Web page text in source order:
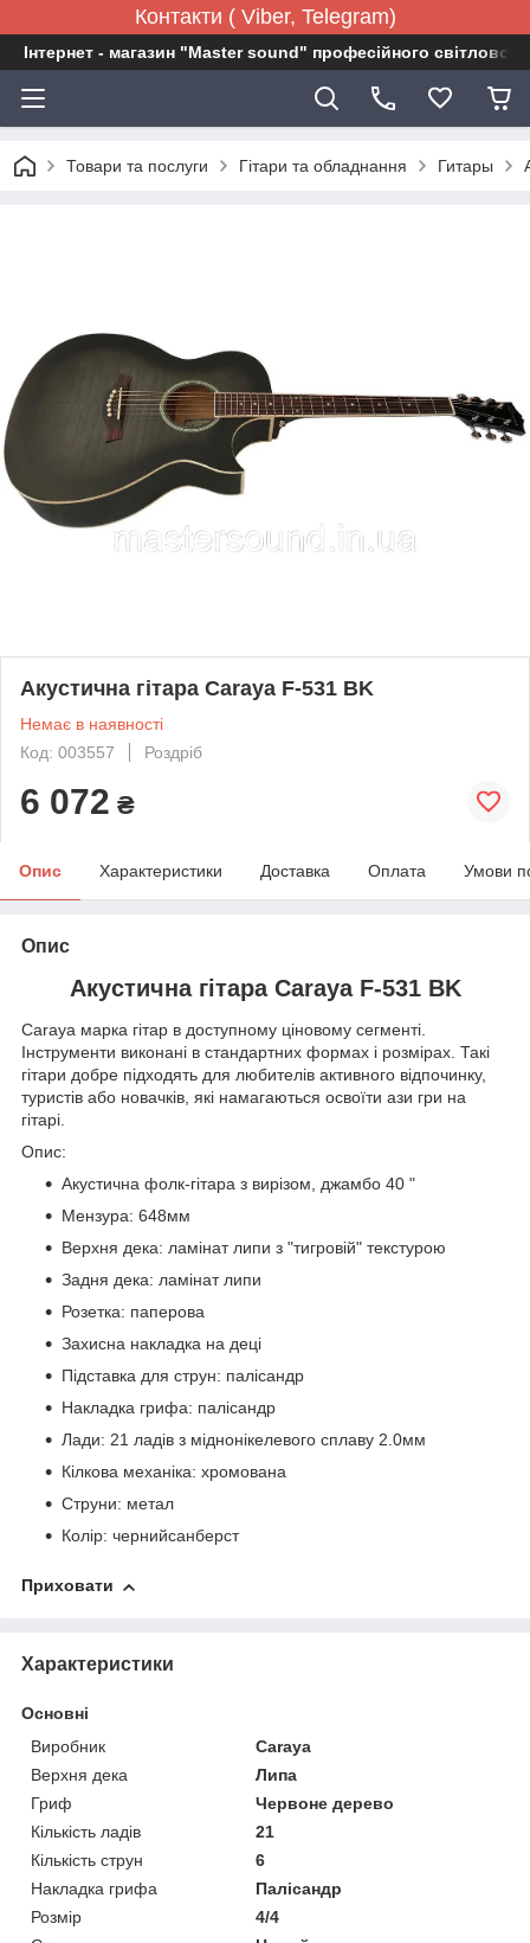
Контакти ( Viber, Telegram)
Інтернет - магазин "Master sound" професійного
Товари та послуги Гітари та обладнання Гитары
Акустична гітара Caraya F-531 BK
Немає в наявності
Код: 003557
Роздріб
6 072 ₴
Опис Характеристики Доставка Оплата Умови
Опис
Акустична гітара Caraya F-531 BK
Caraya марка гітар в доступному ціновому сегменті.
Інструменти виконані в стандартних формах і розмірах. Такі
гітари добре підходять для любителів активного відпочинку,
туристів або новачків, які намагаються освоїти ази гри на
гітарі.
Опис:
Акустична фолк-гітара з вирізом, джамбо 40 "
Мензура: 648мм
Верхня дека: ламінат липи з "тигровій" текстурою
Задня дека: ламінат липи
Розетка: паперова
Захисна накладка на деці
Підставка для струн: палісандр
Накладка грифа: палісандр
Лади: 21 ладів з міднонікелевого сплаву 2.0мм
Кілкова механіка: хромована
Струни: метал
Колір: чернийсанберст
Приховати
Характеристики
Основні
Виробник
Caraya
Верхня дека
Липа
Гриф
Червоне дерево
Кількість ладів
21
Кількість струн
6
Накладка грифа
Палісандр
Розмір
4/4